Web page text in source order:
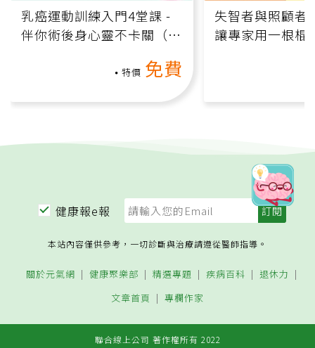
乳癌運動訓練入門4堂課 -
伴你術後身心靈不卡關（線
特價 免費
失智者與照顧者
讓專家用一根棍
健康報e報
本站內容僅供參考，一切診斷與治療請遵從醫師指導。
關於元氣網 健康聚樂部 精選專題 疾病百科
退休力
文章首頁
專欄作家
聯合線上公司 著作權所有 2022